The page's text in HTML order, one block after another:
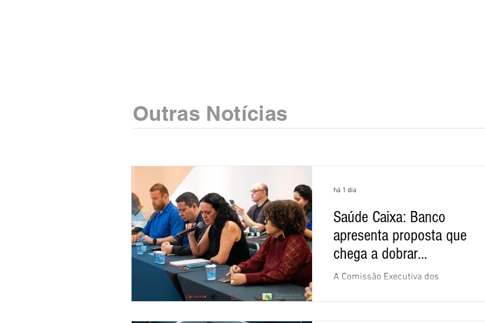
Outras Notícias
Saúde Caixa: Banco
apresenta proposta que
chega a dobrar
mensalidade
A Comissão Executiva dos
recusou a proposta apresentada pelo
banco para o custeio do Saúde Caixa,
há 1 dia